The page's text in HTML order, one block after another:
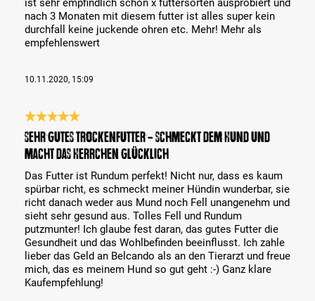
ist sehr empfindlich schon x futtersorten ausprobiert und
nach 3 Monaten mit diesem futter ist alles super kein
durchfall keine juckende ohren etc. Mehr! Mehr als
empfehlenswert
10.11.2020, 15:09
Reseña con calificación de 5 de 5 estrellas
Sehr gutes Trockenfutter - schmeckt dem Hund und
macht das Herrchen glücklich
Das Futter ist Rundum perfekt! Nicht nur, dass es kaum
spürbar richt, es schmeckt meiner Hündin wunderbar, sie
richt danach weder aus Mund noch Fell unangenehm und
sieht sehr gesund aus. Tolles Fell und Rundum
putzmunter! Ich glaube fest daran, das gutes Futter die
Gesundheit und das Wohlbefinden beeinflusst. Ich zahle
lieber das Geld an Belcando als an den Tierarzt und freue
mich, das es meinem Hund so gut geht :-) Ganz klare
Kaufempfehlung!